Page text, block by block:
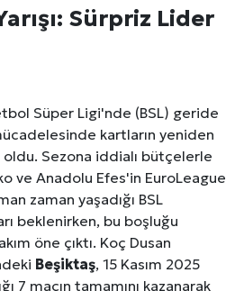
Sürpriz Lider
Süper Ligi'nde (BSL) geride
kartların yeniden
oldu. Sezona iddialı bütçelerle
ve Anadolu Efes'in EuroLeague
zaman yaşadığı BSL
beklenirken, bu boşluğu
öne çıktı. Koç Dusan
Beşiktaş, 15 Kasım 2025
7 maçın tamamını kazanarak
SEO Hizmeti: Web Sitenizin